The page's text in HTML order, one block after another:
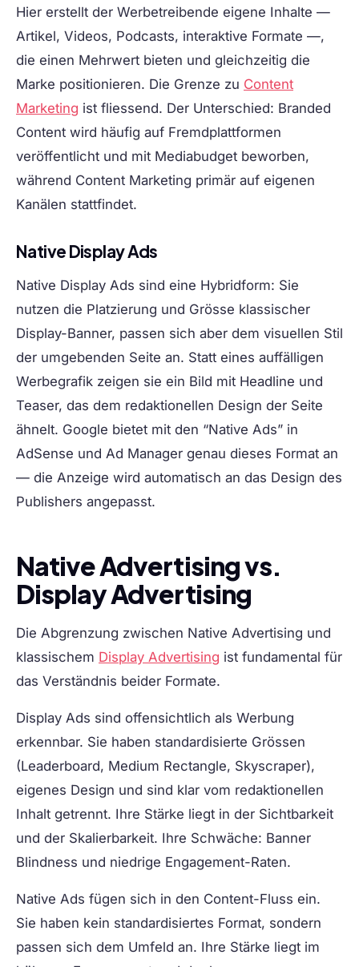
Hier erstellt der Werbetreibende eigene Inhalte —
Artikel, Videos, Podcasts, interaktive Formate —,
die einen Mehrwert bieten und gleichzeitig die
Marke positionieren. Die Grenze zu Content
Marketing ist fliessend. Der Unterschied: Branded
Content wird häufig auf Fremdplattformen
veröffentlicht und mit Mediabudget beworben,
während Content Marketing primär auf eigenen
Kanälen stattfindet.
Native Display Ads
Native Display Ads sind eine Hybridform: Sie
nutzen die Platzierung und Grösse klassischer
Display-Banner, passen sich aber dem visuellen Stil
der umgebenden Seite an. Statt eines auffälligen
Werbegrafik zeigen sie ein Bild mit Headline und
Teaser, das dem redaktionellen Design der Seite
ähnelt. Google bietet mit den “Native Ads” in
AdSense und Ad Manager genau dieses Format an
— die Anzeige wird automatisch an das Design des
Publishers angepasst.
Native Advertising vs.
Display Advertising
Die Abgrenzung zwischen Native Advertising und
klassischem Display Advertising ist fundamental für
das Verständnis beider Formate.
Display Ads sind offensichtlich als Werbung
erkennbar. Sie haben standardisierte Grössen
(Leaderboard, Medium Rectangle, Skyscraper),
eigenes Design und sind klar vom redaktionellen
Inhalt getrennt. Ihre Stärke liegt in der Sichtbarkeit
und der Skalierbarkeit. Ihre Schwäche: Banner
Blindness und niedrige Engagement-Raten.
Native Ads fügen sich in den Content-Fluss ein.
Sie haben kein standardisiertes Format, sondern
passen sich dem Umfeld an. Ihre Stärke liegt im